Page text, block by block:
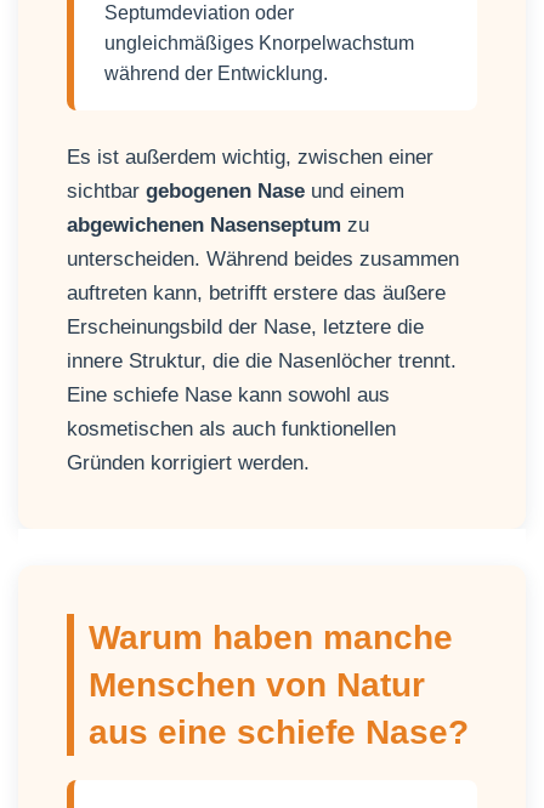
Septumdeviation oder
ungleichmäßiges Knorpelwachstum
während der Entwicklung.
Es ist außerdem wichtig, zwischen einer
sichtbar gebogenen Nase und einem
abgewichenen Nasenseptum zu
unterscheiden. Während beides zusammen
auftreten kann, betrifft erstere das äußere
Erscheinungsbild der Nase, letztere die
innere Struktur, die die Nasenlöcher trennt.
Eine schiefe Nase kann sowohl aus
kosmetischen als auch funktionellen
Gründen korrigiert werden.
Warum haben manche
Menschen von Natur
aus eine schiefe Nase?